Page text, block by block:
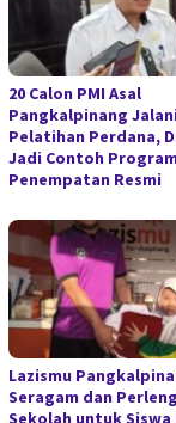
20 Calon PMI Asal
Pangkalpinang Jalani
Pelatihan Perdana,
Jadi Contoh Program
Penempatan Resmi
Lazismu
Seragam dan
Sekolah untuk Siswa